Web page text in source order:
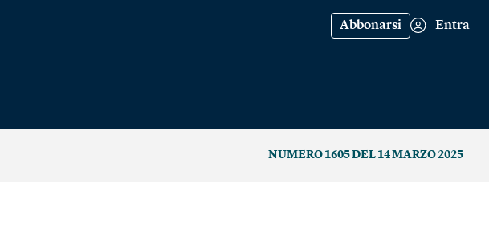
Abbonarsi Entra
NUMERO 1605 DEL 14 MARZO 2025